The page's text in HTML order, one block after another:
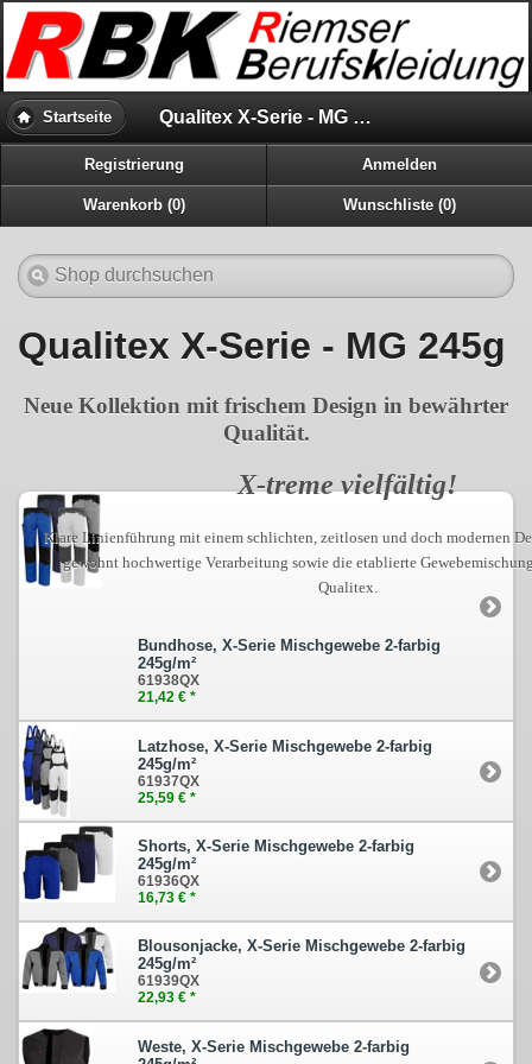
Startseite Qualitex X-Serie - MG 245g
Registrierung Anmelden
Warenkorb (0) Wunschliste (0)
Qualitex X-Serie - MG 245g
Neue Kollektion mit frischem Design in bewährter
Qualität.
X-treme vielfältig!
Klare Linienführung mit einem schlichten, zeitlosen und doch modernen
gewohnt hochwertige Verarbeitung sowie die etablierte
Qualitex.
Bundhose, X-Serie Mischgewebe 2-farbig
245g/m²
61938QX
21,42 € *
Latzhose, X-Serie Mischgewebe 2-farbig
245g/m²
61937QX
25,59 € *
Shorts, X-Serie Mischgewebe 2-farbig
245g/m²
61936QX
16,73 € *
Blousonjacke, X-Serie Mischgewebe 2-farbig
245g/m²
61939QX
22,93 € *
Weste, X-Serie Mischgewebe 2-farbig